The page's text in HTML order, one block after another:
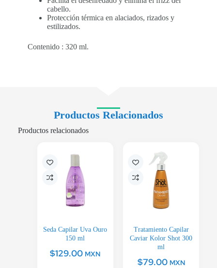
cabello.
Protección térmica en alaciados, rizados y
estilizados.
Contenido : 320 ml.
Productos Relacionados
Productos relacionados
Seda Capilar Uva Ouro
150 ml
$129.00 MXN
Tratamiento Capilar
Caviar Kolor Shot 300
ml
$79.00 MXN